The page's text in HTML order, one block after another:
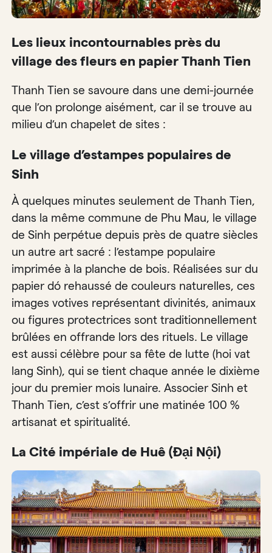
Les lieux incontournables près du
village des fleurs en papier Thanh Tien
Thanh Tien se savoure dans une demi-journée
que l’on prolonge aisément, car il se trouve au
milieu d’un chapelet de sites :
Le village d’estampes populaires de
Sinh
À quelques minutes seulement de Thanh Tien,
dans la même commune de Phu Mau, le village
de Sinh perpétue depuis près de quatre siècles
un autre art sacré : l’estampe populaire
imprimée à la planche de bois. Réalisées sur du
papier dó rehaussé de couleurs naturelles, ces
images votives représentant divinités, animaux
ou figures protectrices sont traditionnellement
brûlées en offrande lors des rituels. Le village
est aussi célèbre pour sa fête de lutte (hoi vat
lang Sinh), qui se tient chaque année le dixième
jour du premier mois lunaire. Associer Sinh et
Thanh Tien, c’est s’offrir une matinée 100 %
artisanat et spiritualité.
La Cité impériale de Huê (Đại Nội)